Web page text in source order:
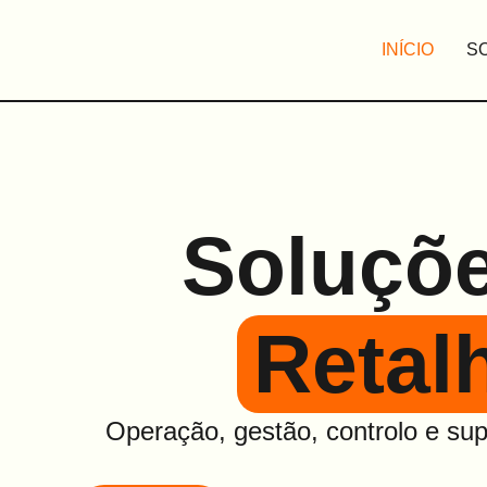
INÍCIO
Operação, gestão, controlo e